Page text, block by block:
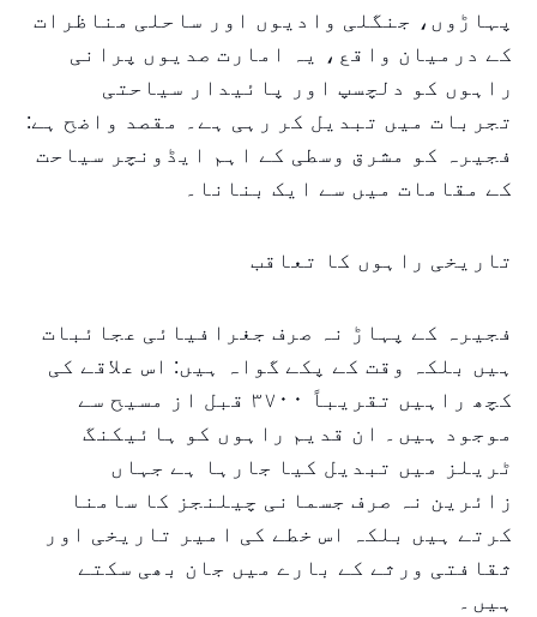
پہاڑوں، جنگلی وادیوں اور ساحلی مناظرات
کے درمیان واقع، یہ امارت صدیوں پرانی
راہوں کو دلچسپ اور پائیدار سیاحتی
تجربات میں تبدیل کر رہی ہے۔ مقصد واضح ہے:
فجیرہ کو مشرق وسطی کے اہم ایڈونچر سیاحت
کے مقامات میں سے ایک بنانا۔
تاریخی راہوں کا تعاقب
فجیرہ کے پہاڑ نہ صرف جغرافیائی عجائبات
ہیں بلکہ وقت کے پکے گواہ ہیں: اس علاقے کی
کچھ راہیں تقریباً ۳۷۰۰ قبل از مسیح سے
موجود ہیں۔ ان قدیم راہوں کو ہائیکنگ
ٹریلز میں تبدیل کیا جارہا ہے جہاں
زائرین نہ صرف جسمانی چیلنجز کا سامنا
کرتے ہیں بلکہ اس خطے کی امیر تاریخی اور
ثقافتی ورثے کے بارے میں جان بھی سکتے
ہیں۔